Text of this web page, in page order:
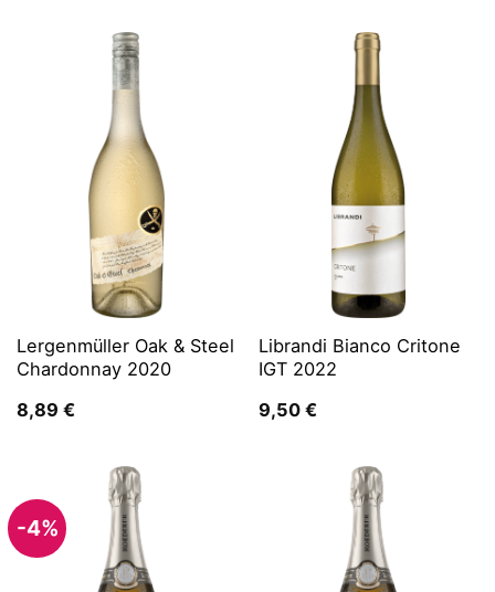
Lergenmüller Oak & Steel
Chardonnay 2020
8,89 €
Librandi Bianco Critone
IGT 2022
9,50 €
-4%